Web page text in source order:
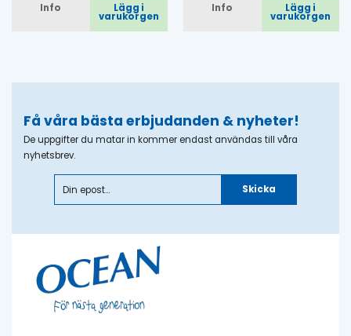
Info Lägg i
varukorgen
Info Lägg i
varukorgen
Få våra bästa erbjudanden & nyheter!
De uppgifter du matar in kommer endast användas till våra
nyhetsbrev.
Skicka